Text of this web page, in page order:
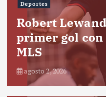
Deportes
Robert
primer gol con
MLS
agosto 2, 2026